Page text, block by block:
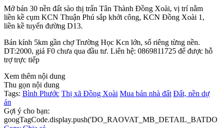
Mở bán 30 nền đất sào thị trấn Tân Thành Đồng Xoài, vị trí nằm
liền kề cụm KCN Thuận Phú sắp khởi công, KCN Đồng Xoài 1,
liền kề tuyến đường D13.
Bán kính 5km gần chợ Trường Học Kcn lớn, sổ riêng từng nền.
DT:2000, giá F0 chưa qua đầu tư. Liên hệ: 0869811725 để được hỗ
trợ trực tiếp
Xem thêm nội dung
Thu gọn nội dung
Tags: Bình Phước Thị xã Đồng Xoài Mua bán nhà đất Đất, nền dự
án
Gợi ý cho bạn: